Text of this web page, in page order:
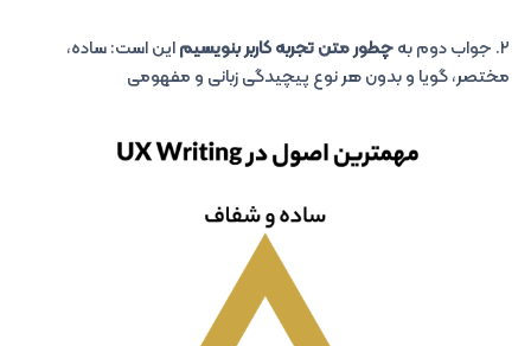
۲. جواب دوم به چطور متن تجربه کاربر بنویسیماین است: ساده،
مختصر، گویا و بدون هر نوع پیچیدگی زبانی و مفهومی